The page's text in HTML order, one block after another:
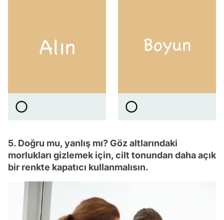
5. Doğru mu, yanlış mı? Göz altlarındaki
morlukları gizlemek için, cilt tonundan daha açık
bir renkte kapatıcı kullanmalısın.